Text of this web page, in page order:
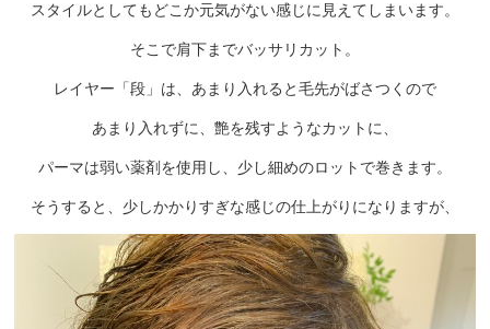
スタイルとしてもどこか元気がない感じに見えてしまいます。
そこで肩下までバッサリカット。
レイヤー「段」は、あまり入れると毛先がばさつくので
あまり入れずに、艶を残すようなカットに、
パーマは弱い薬剤を使用し、少し細めのロットで巻きます。
そうすると、少しかかりすぎな感じの仕上がりになりますが、